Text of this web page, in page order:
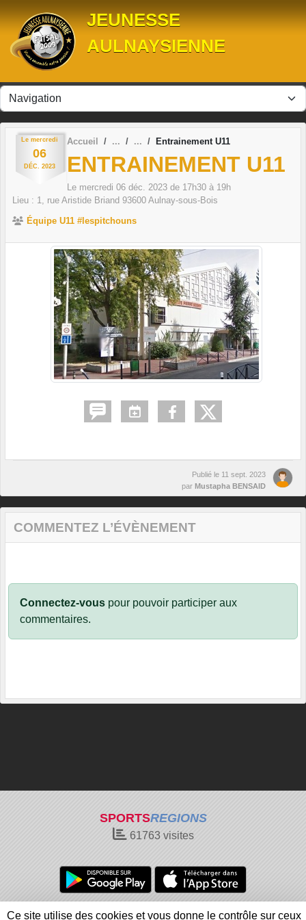
JEUNESSE
AULNAYSIENNE
Le mercredi
06
DÉC. 2023
Accueil Entrainement U11
ENTRAINEMENT U11
Le mercredi 06 déc. 2023 de 17h30 à 19h
Lieu : 1, rue Aristide Briand 93600 Aulnay-sous-Bois
Équipe U11 #lespitchouns
Publié le 11 sept. 2023
par Mustapha BENSAID
COMMENTEZ L’ÉVÈNEMENT
Connectez-vous pour pouvoir participer aux
commentaires.
SPORTSREGIONS
61763visites
Charte cookies Gestion des cookies
Ce site utilise des cookies et vous donne le contrôle sur ceux